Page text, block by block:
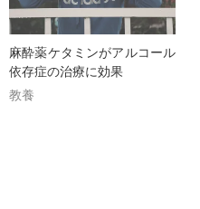
麻酔薬ケタミンがアルコール
依存症の治療に効果
教養